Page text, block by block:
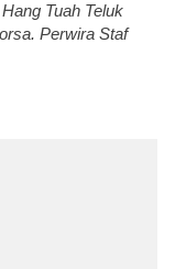
Tuah Teluk
Perwira Staf